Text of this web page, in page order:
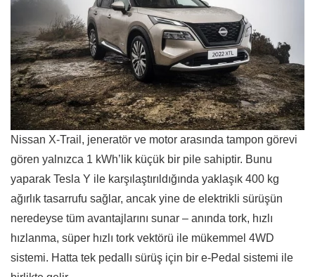
Nissan X-Trail, jeneratör ve motor arasında tampon görevi
gören yalnızca 1 kWh’lik küçük bir pile sahiptir. Bunu
yaparak Tesla Y ile karşılaştırıldığında yaklaşık 400 kg
ağırlık tasarrufu sağlar, ancak yine de elektrikli sürüşün
neredeyse tüm avantajlarını sunar – anında tork, hızlı
hızlanma, süper hızlı tork vektörü ile mükemmel 4WD
sistemi. Hatta tek pedallı sürüş için bir e-Pedal sistemi ile